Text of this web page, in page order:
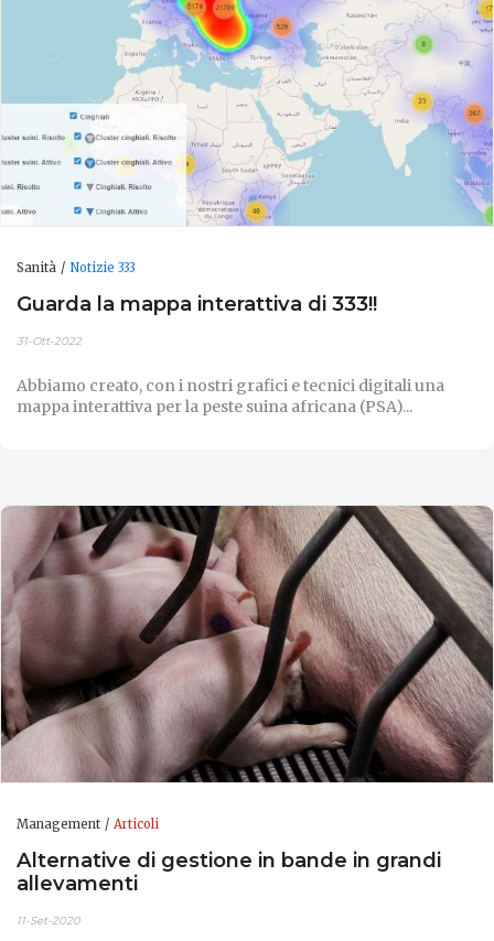
Sanità Notizie 333
Guarda la mappa interattiva di 333!!
31-Ott-2022
Abbiamo creato, con i nostri grafici e tecnici digitali una
mappa interattiva per la peste suina africana (PSA)...
Management Articoli
Alternative di gestione in bande in grandi
allevamenti
11-Set-2020